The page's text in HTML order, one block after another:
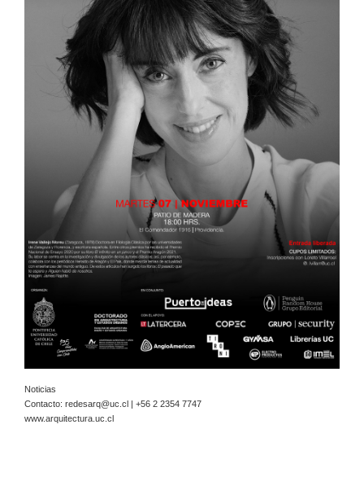
Noticias
Contacto: redesarq@uc.cl
| +56 2 2354 7747
www.arquitectura.uc.cl